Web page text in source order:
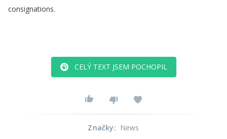
consignations.
CELÝ TEXT JSEM POCHOPIL
Značky: News